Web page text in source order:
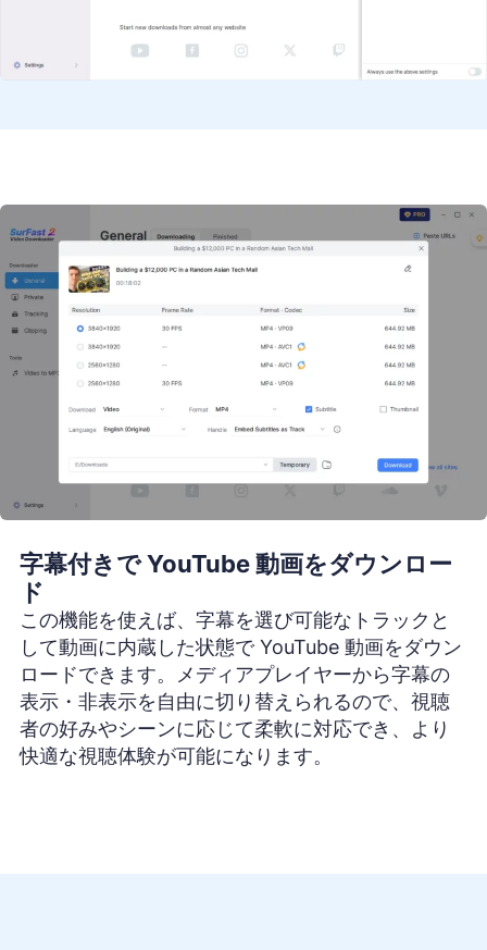
字幕付きで YouTube 動画をダウンロー
ド
この機能を使えば、字幕を選び可能なトラックと
して動画に内蔵した状態で YouTube 動画をダウン
ロードできます。メディアプレイヤーから字幕の
表示・非表示を自由に切り替えられるので、視聴
者の好みやシーンに応じて柔軟に対応でき、より
快適な視聴体験が可能になります。